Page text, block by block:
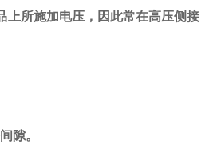
上所施加电压，因此常在高压侧接
隙。